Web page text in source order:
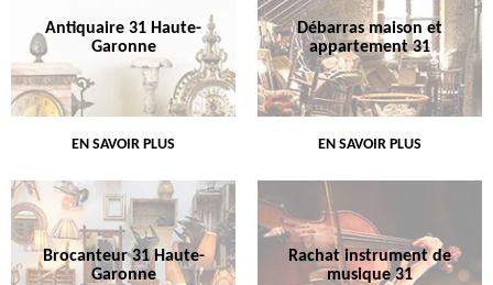
Antiquaire 31 Haute-
Garonne
EN SAVOIR PLUS
Débarras maison et
appartement 31
EN SAVOIR PLUS
Brocanteur 31 Haute-
Garonne
Rachat instrument de
musique 31